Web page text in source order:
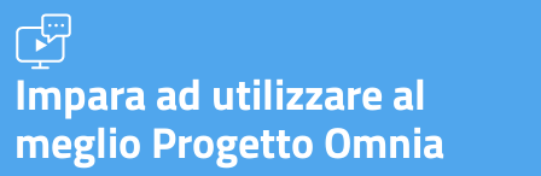
Impara ad utilizzare al
meglio Progetto Omnia